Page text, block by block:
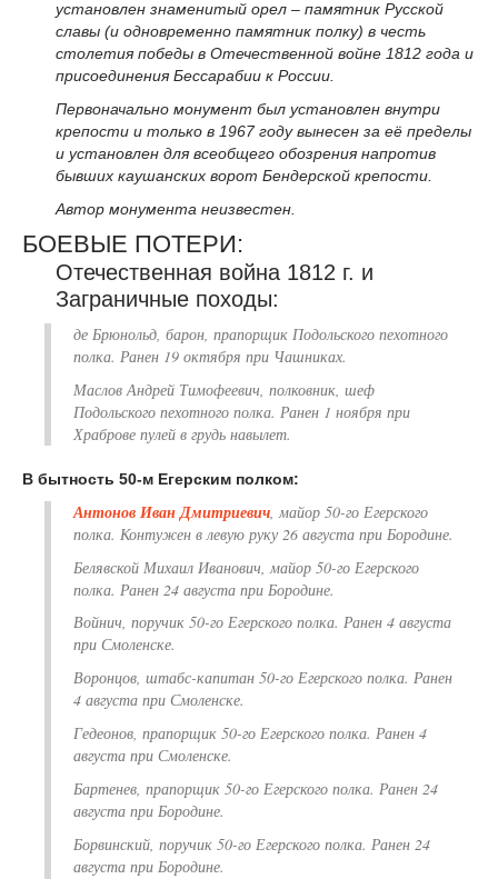
установлен знаменитый орел – памятник Русской
славы (и одновременно памятник полку) в честь
столетия победы в Отечественной войне 1812 года и
присоединения Бессарабии к России.
Первоначально монумент был установлен внутри
крепости и только в 1967 году вынесен за её пределы
и установлен для всеобщего обозрения напротив
бывших каушанских ворот Бендерской крепости.
Автор монумента неизвестен.
БОЕВЫЕ ПОТЕРИ:
Отечественная война 1812 г. и
Заграничные походы:
де Брюнольд, барон, прапорщик Подольского пехотного
полка. Ранен 19 октября при Чашниках.
Маслов Андрей Тимофеевич, полковник, шеф
Подольского пехотного полка. Ранен 1 ноября при
Храброве пулей в грудь навылет.
В бытность 50-м Егерским полком:
Антонов Иван Дмитриевич , майор 50-го Егерского
полка. Контужен в левую руку 26 августа при Бородине.
Белявской Михаил Иванович, майор 50-го Егерского
полка. Ранен 24 августа при Бородине.
Войнич, поручик 50-го Егерского полка. Ранен 4 августа
при Смоленске.
Воронцов, штабс-капитан 50-го Егерского полка. Ранен
4 августа при Смоленске.
Гедеонов, прапорщик 50-го Егерского полка. Ранен 4
августа при Смоленске.
Бартенев, прапорщик 50-го Егерского полка. Ранен 24
августа при Бородине.
Борвинский, поручик 50-го Егерского полка. Ранен 24
августа при Бородине.